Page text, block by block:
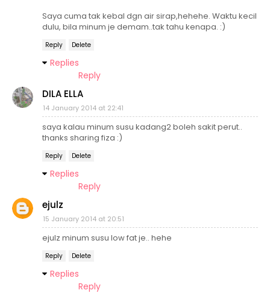
Saya cuma tak kebal dgn air sirap,hehehe. Waktu kecil
dulu, bila minum je demam..tak tahu kenapa. :)
Reply Delete
Replies
Reply
DILA ELLA
14 January 2014 at 22:41
saya kalau minum susu kadang2 boleh sakit perut..
thanks sharing fiza :)
Reply Delete
Replies
Reply
ejulz
15 January 2014 at 20:51
ejulz minum susu low fat je.. hehe
Reply Delete
Replies
Reply